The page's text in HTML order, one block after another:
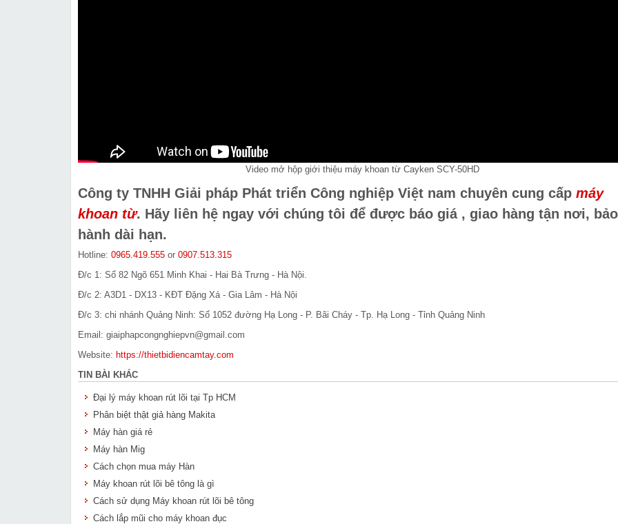
Video mở hộp giới thiệu máy khoan từ Cayken SCY-50HD
Công ty TNHH Giải pháp Phát triển Công nghiệp Việt nam chuyên cung cấp máy
khoan từ. Hãy liên hệ ngay với chúng tôi để được báo giá , giao hàng tận nơi, bảo
hành dài hạn.
Hotline: 0965.419.555 or 0907.513.315
Đ/c 1: Số 82 Ngõ 651 Minh Khai - Hai Bà Trưng - Hà Nội.
Đ/c 2: A3D1 - DX13 - KĐT Đặng Xá - Gia Lâm - Hà Nội
Đ/c 3: chi nhánh Quảng Ninh: Số 1052 đường Hạ Long - P. Bãi Cháy - Tp. Hạ Long - Tỉnh Quảng Ninh
Email: giaiphapcongnghiepvn@gmail.com
Website: https://thietbidiencamtay.com
TIN BÀI KHÁC
Đại lý máy khoan rút lõi tại Tp HCM
Phân biệt thật giả hàng Makita
Máy hàn giá rẻ
Máy hàn Mig
Cách chọn mua máy Hàn
Máy khoan rút lõi bê tông là gì
Cách sử dụng Máy khoan rút lõi bê tông
Cách lắp mũi cho máy khoan đục